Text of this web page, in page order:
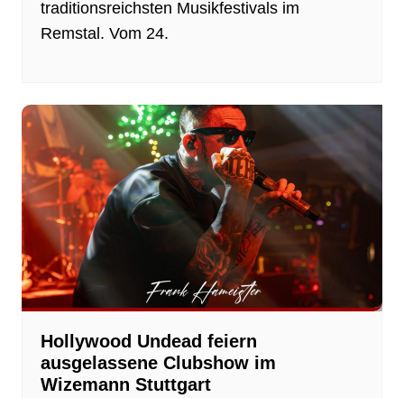
traditionsreichsten Musikfestivals im
Remstal. Vom 24.
Hollywood Undead feiern
ausgelassene Clubshow im
Wizemann Stuttgart